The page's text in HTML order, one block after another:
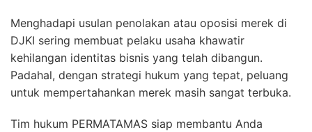
Menghadapi usulan penolakan atau oposisi merek di
DJKI sering membuat pelaku usaha khawatir
kehilangan identitas bisnis yang telah dibangun.
Padahal, dengan strategi hukum yang tepat, peluang
untuk mempertahankan merek masih sangat terbuka.
Tim hukum PERMATAMAS siap membantu Anda